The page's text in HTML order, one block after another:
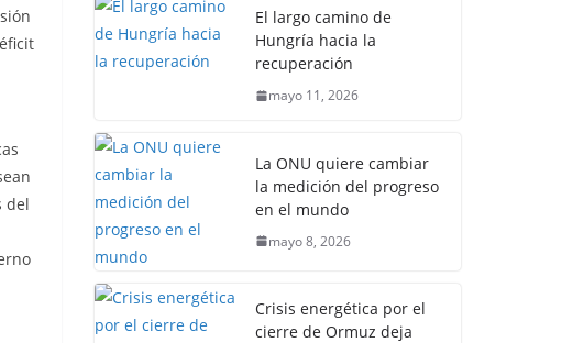
del
El largo camino de
Hungría hacia la
recuperación
mayo 11, 2026
La ONU quiere cambiar
la medición del progreso
en el mundo
mayo 8, 2026
Crisis energética por el
cierre de Ormuz deja